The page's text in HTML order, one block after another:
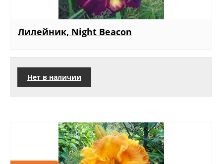
Лилейник, Night Beacon
Нет в наличии